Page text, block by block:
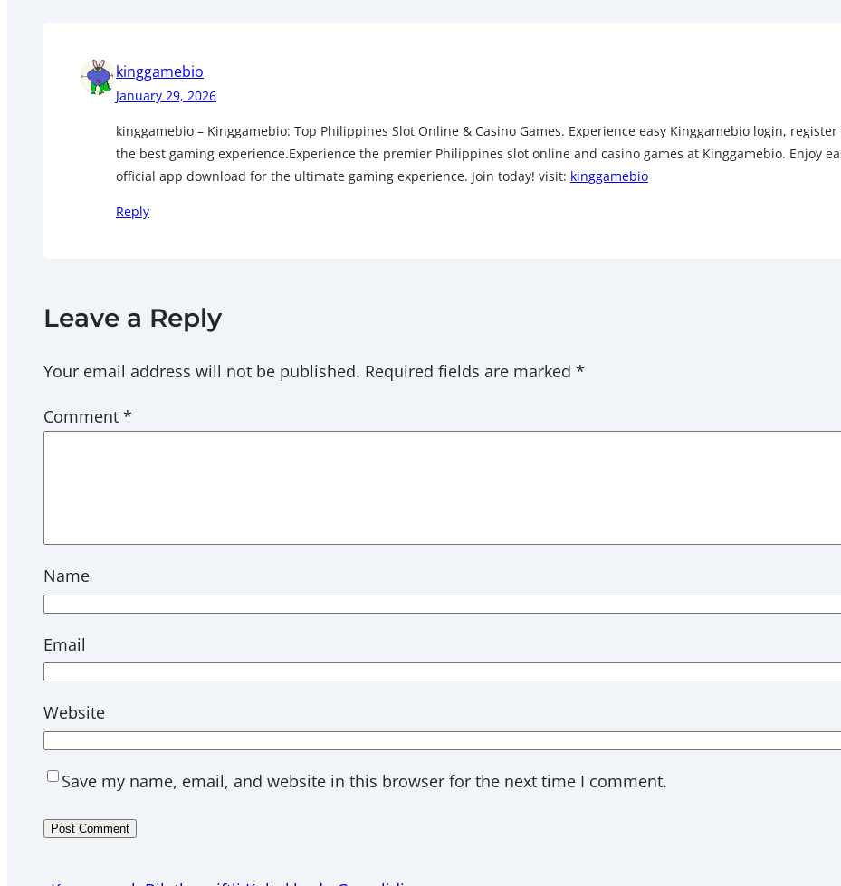
kinggamebio
January 29, 2026
kinggamebio – Kinggamebio: Top Philippines Slot Online & Casino Games. Experience easy Kinggamebio login,
the best gaming experience.Experience the premier Philippines slot online and casino games at Kinggamebio. Enjoy
official app download for the ultimate gaming experience. Join today! visit: kinggamebio
Reply
Leave a Reply
Your email address will not be published. Required fields are marked *
Comment *
Name
Email
Website
Save my name, email, and website in this browser for the next time I comment.